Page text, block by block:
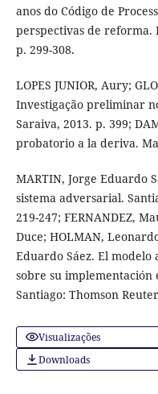
anos do Código de
perspectivas de reforma.
p. 299-308.
LOPES JUNIOR, Aury;
Investigação preliminar
Saraiva, 2013. p. 399;
probatorio a la deriva.
MARTIN, Jorge Eduardo
sistema adversarial.
219-247; FERNANDEZ,
Duce; HOLMAN,
Eduardo Sáez. El
sobre su
Santiago: Thomson
Visualizações
Downloads